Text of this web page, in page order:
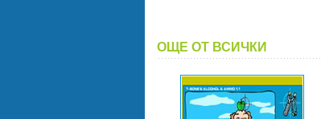
ОЩЕ ОТ ВСИЧКИ